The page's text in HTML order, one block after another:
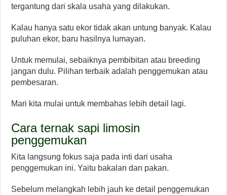
tergantung dari skala usaha yang dilakukan.
Kalau hanya satu ekor tidak akan untung banyak. Kalau
puluhan ekor, baru hasilnya lumayan.
Untuk memulai, sebaiknya pembibitan atau breeding
jangan dulu. Pilihan terbaik adalah penggemukan atau
pembesaran.
Mari kita mulai untuk membahas lebih detail lagi.
Cara ternak sapi limosin
penggemukan
Kita langsung fokus saja pada inti dari usaha
penggemukan ini. Yaitu bakalan dan pakan.
Sebelum melangkah lebih jauh ke detail penggemukan